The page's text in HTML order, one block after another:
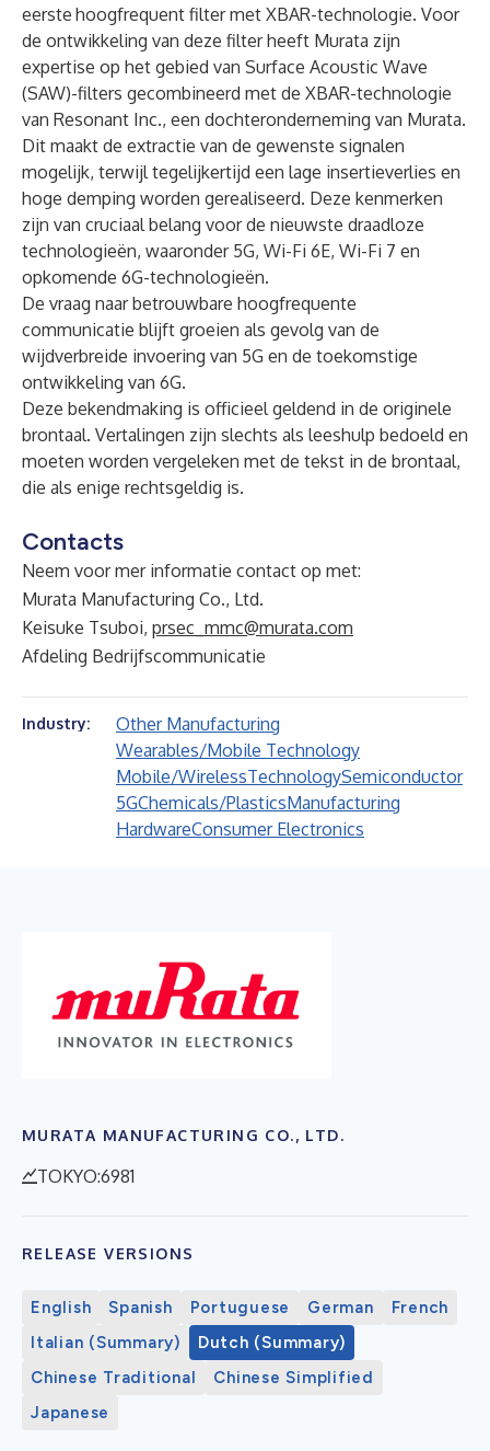
eerste hoogfrequent filter met XBAR-technologie. Voor
de ontwikkeling van deze filter heeft Murata zijn
expertise op het gebied van Surface Acoustic Wave
(SAW)-filters gecombineerd met de XBAR-technologie
van Resonant Inc., een dochteronderneming van Murata.
Dit maakt de extractie van de gewenste signalen
mogelijk, terwijl tegelijkertijd een lage insertieverlies en
hoge demping worden gerealiseerd. Deze kenmerken
zijn van cruciaal belang voor de nieuwste draadloze
technologieën, waaronder 5G, Wi-Fi 6E, Wi-Fi 7 en
opkomende 6G-technologieën.
De vraag naar betrouwbare hoogfrequente
communicatie blijft groeien als gevolg van de
wijdverbreide invoering van 5G en de toekomstige
ontwikkeling van 6G.
Deze bekendmaking is officieel geldend in de originele
brontaal. Vertalingen zijn slechts als leeshulp bedoeld en
moeten worden vergeleken met de tekst in de brontaal,
die als enige rechtsgeldig is.
Contacts
Neem voor mer informatie contact op met:
Murata Manufacturing Co., Ltd.
Keisuke Tsuboi, prsec_mmc@murata.com
Afdeling Bedrijfscommunicatie
Industry:
Other Manufacturing
Wearables/Mobile Technology
Mobile/WirelessTechnologySemiconductor
5GChemicals/PlasticsManufacturing
HardwareConsumer Electronics
MURATA MANUFACTURING CO., LTD.
TOKYO:6981
RELEASE VERSIONS
English Spanish Portuguese German
French
Italian (Summary)
Dutch (Summary)
Chinese Traditional
Chinese Simplified
Japanese